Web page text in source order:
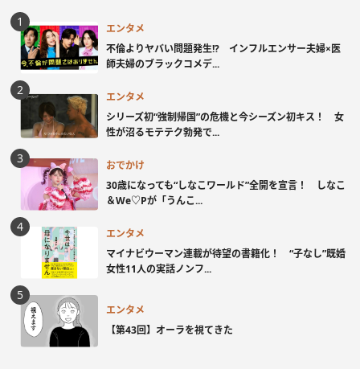
エンタメ
不倫よりヤバい問題発生!? インフルエンサー夫婦×医
師夫婦のブラックコメデ...
エンタメ
シリーズ初“強制帰国”の危機と今シーズン初キス！ 女
性が沼るモテテク勃発で...
おでかけ
30歳になっても“しなこワールド”全開を宣言！ しなこ
＆We♡Pが「うんこ...
エンタメ
マイナビウーマン連載が待望の書籍化！ “子なし”既婚
女性11人の実話ノンフ...
エンタメ
【第43回】オーラを視てきた